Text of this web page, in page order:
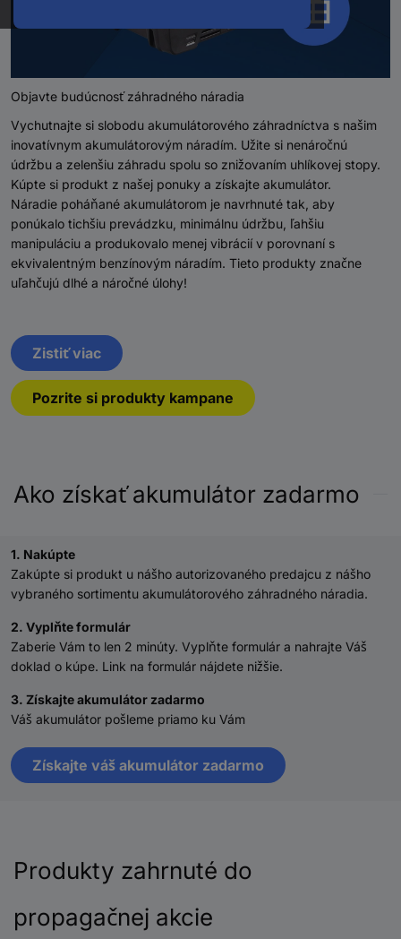
Objavte budúcnosť záhradného náradia
Vychutnajte si slobodu akumulátorového záhradníctva s našim
inovatívnym akumulátorovým náradím. Užite si nenáročnú
údržbu a zelenšiu záhradu spolu so znižovaním uhlíkovej stopy.
Kúpte si produkt z našej ponuky a získajte akumulátor.
Náradie poháňané akumulátorom je navrhnuté tak, aby
ponúkalo tichšiu prevádzku, minimálnu údržbu, ľahšiu
manipuláciu a produkovalo menej vibrácií v porovnaní s
ekvivalentným benzínovým náradím. Tieto produkty značne
uľahčujú dlhé a náročné úlohy!
Zistiť viac
Pozrite si produkty kampane
Ako získať akumulátor zadarmo
1. Nakúpte
Zakúpte si produkt u nášho autorizovaného predajcu z nášho
vybraného sortimentu akumulátorového záhradného náradia.
2. Vyplňte formulár
Zaberie Vám to len 2 minúty. Vyplňte formulár a nahrajte Váš
doklad o kúpe. Link na formulár nájdete nižšie.
3. Získajte akumulátor zadarmo
Váš akumulátor pošleme priamo ku Vám
Získajte váš akumulátor zadarmo
Produkty zahrnuté do
propagačnej akcie